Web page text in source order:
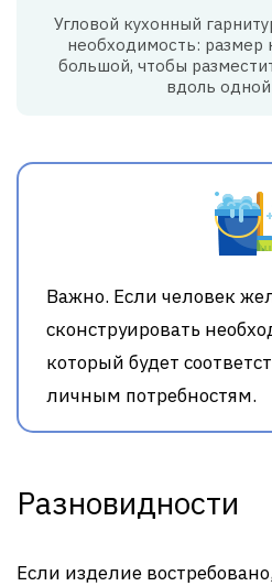
Угловой кухонный
необходимость: размер
большой, чтобы
вдоль
Важно. Если человек
сконструировать
который будет
личным потребностям.
Разновидности
Если изделие